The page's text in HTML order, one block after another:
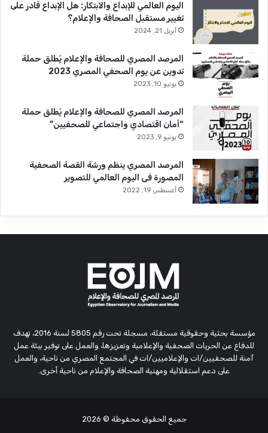
اليوم العالمي للإبداع والابتكار: هل الإبداع قادر على
تغيير مستقبل الصحافة والإعلام؟
أبريل 21, 2024
المرصد المصري للصحافة والإعلام يُطلق حملة
تدوين عن يوم الصحفي المصري 2023
يونيو 10, 2023
المرصد المصري للصحافة والإعلام يُطلق حملة
“أمان اقتصادي واجتماعي للصحفيين”
يونيو 9, 2023
المرصد المصري ينظم ورشة القصة الصحفية
المصورة فى اليوم العالمي للتصوير
أغسطس 19, 2022
مؤسسة بحثية وحقوقية مستقلة، مسجلة تحت رقم 5805 لسنة 2016، تهدف
للدفاع عن الحريات الصحفية والإعلامية وتعزيزها، والعمل على توفير بيئة عمل
آمنة للصحفيين/ات والإعلاميين/ات في المجتمع المصري من ناحية، والعمل
على دعم استقلالية ومهنية الصحافة والإعلام من ناحية أخرى.
جميع الحقوق محفوظة © 2026